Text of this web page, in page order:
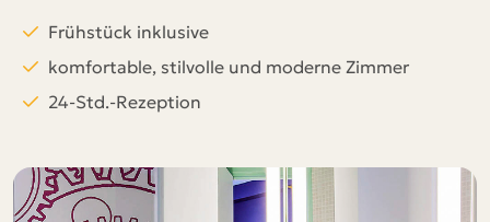
Frühstück inklusive
komfortable, stilvolle und moderne Zimmer
24-Std.-Rezeption